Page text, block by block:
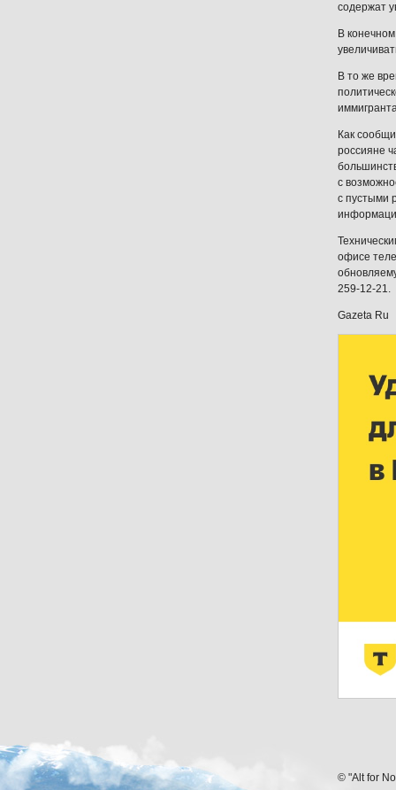
содержат
В
В то же
Как
россияне
с
с пустыми
офисе
259-12-21.
Gazeta Ru
© "Alt for